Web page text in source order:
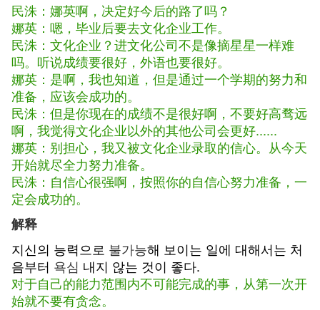
民洙：娜英啊，决定好今后的路了吗？
娜英：嗯，毕业后要去文化企业工作。
民洙：文化企业？进文化公司不是像摘星星一样难
吗。听说成绩要很好，外语也要很好。
娜英：是啊，我也知道，但是通过一个学期的努力和
准备，应该会成功的。
民洙：但是你现在的成绩不是很好啊，不要好高骛远
啊，我觉得文化企业以外的其他公司会更好......
娜英：别担心，我又被文化企业录取的信心。从今天
开始就尽全力努力准备。
民洙：自信心很强啊，按照你的自信心努力准备，一
定会成功的。
解释
지신의 능력으로 불가능해 보이는 일에 대해서는 처
음부터 욕심 내지 않는 것이 좋다.
对于自己的能力范围内不可能完成的事，从第一次开
始就不要有贪念。